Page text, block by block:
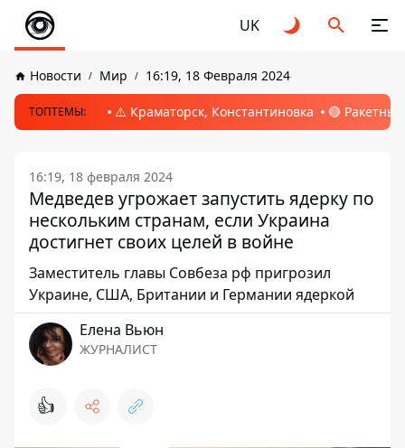
UK
Новости Мир 16:19, 18 Февраля 2024
ТОПТЕМЫ: ⚠️ Краматорск, Константиновка 🔴
16:19, 18 февраля 2024
Медведев угрожает запустить ядерку по
нескольким странам, если Украина
достигнет своих целей в войне
Заместитель главы Совбеза рф пригрозил
Украине, США, Британии и Германии ядеркой
Елена Вьюн
ЖУРНАЛИСТ
👍